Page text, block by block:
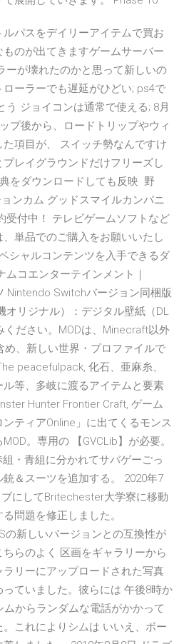
パスをデイリーアイテムで買お
のが出てきますゲームサーバー
ーが壊れたのかと思って新しいの
ーラーでも遅延がひどい; ps4で
ジョイコンは通常で使える; 8月
プ後から、ロードトリップやウィ
項目が、 スイッチ勢なんですけ
レイグラウンドだけフリーズし
をダウンロードしても反映 野
ンカム グッドスマイルカンパニ
受付中！ テレビゲームソフトなど
単品でのご購入をお願いいたし
シャルコンテンツを入手できるダ
コエンターテインメント｜
Nintendo Switchバージョン同梱版
オリジナル）：デジタル壁紙（DL
ださい。MODは、Minecraft以外
め、新しい世界・プロファイルで
peacefulpack, 化石、亜麻糸、
等、多岐に渡るアイテムと要素
Hunter Frontier Craft, ゲーム
ンティアOnline」に出てくるモンス
。専用の 【GVCLib】が必要。
組・青組に分かれてサバゲーごっ
＆スーツを追加する。 2020年7
にしてBritechester大学寮に移動
問題を修正しました。
新しいバージョンとの互換性が
らのよく 区画をギャラリーから
リーにアップロードされた写真
ていました。彼らには 午後8時か
からランダムな電話がかかって
これによりシムは いいえ、ボー